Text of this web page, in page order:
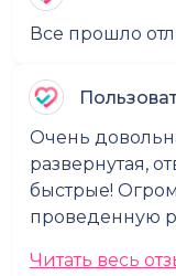
Все прошло
Очень
развернутая,
быстрые!
проведенную
Читать весь